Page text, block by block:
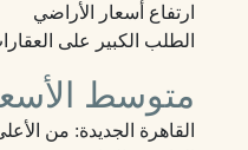
ارتفاع أسعار الأراضي
الطلب الكبير على
متوسط
القاهرة الجديدة: من